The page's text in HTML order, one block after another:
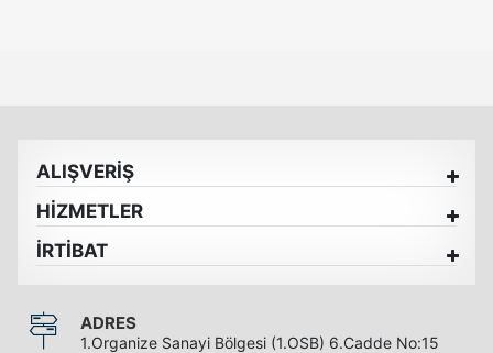
ALIŞVERİŞ
HİZMETLER
İRTİBAT
ADRES
1.Organize Sanayi Bölgesi (1.OSB) 6.Cadde No:15